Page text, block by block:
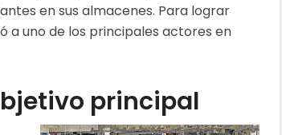
en sus almacenes. Para lograr
a uno de los principales actores en
principal